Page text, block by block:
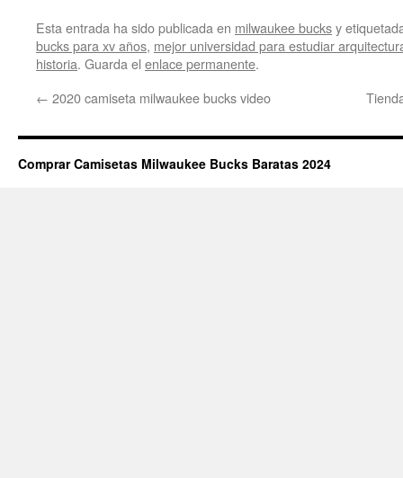
Esta entrada ha sido publicada en milwaukee bucksy
bucks para xv años, mejor universidad para estudiar
historia. Guarda el enlace permanente.
← 2020 camiseta milwaukee bucks video
Comprar Camisetas Milwaukee Bucks Baratas 2024